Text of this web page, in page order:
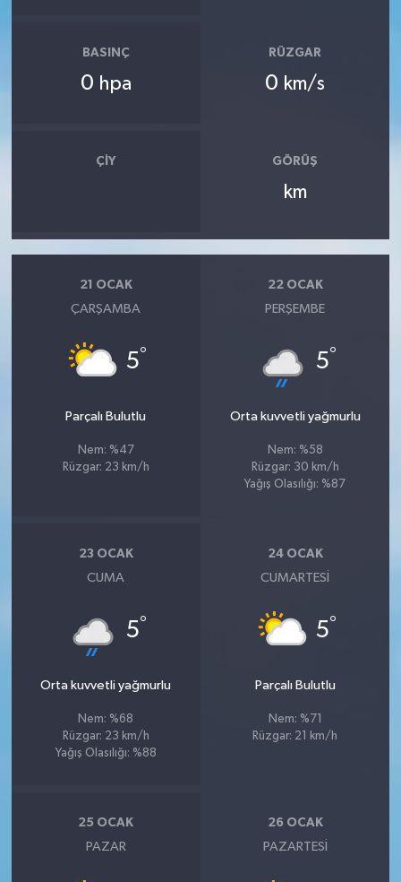
BASINÇ
0 hpa
RÜZGAR
0 km/s
ÇIY GÖRÜŞ
km
21 OCAK
ÇARŞAMBA
5°
Parçalı Bulutlu
Nem: %47
Rüzgar: 23 km/h
22 OCAK
PERŞEMBE
5°
Orta kuvvetli yağmurlu
Nem: %58
Rüzgar: 30 km/h
Yağış Olasılığı: %87
23 OCAK
CUMA
5°
Orta kuvvetli yağmurlu
Nem: %68
Rüzgar: 23 km/h
Yağış Olasılığı: %88
24 OCAK
CUMARTESI
5°
Parçalı Bulutlu
Nem: %71
Rüzgar: 21 km/h
25 OCAK
PAZAR
26 OCAK
PAZARTESI